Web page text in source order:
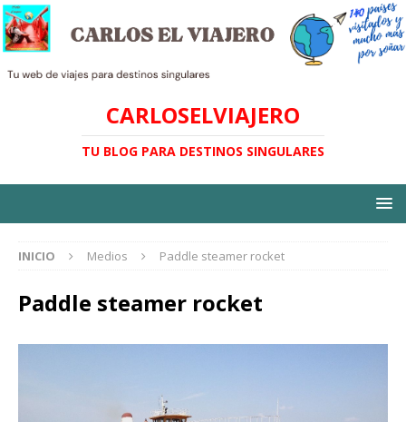
CARLOSELVIAJERO
TU BLOG PARA DESTINOS SINGULARES
INICIO Medios Paddle steamer rocket
Paddle steamer rocket